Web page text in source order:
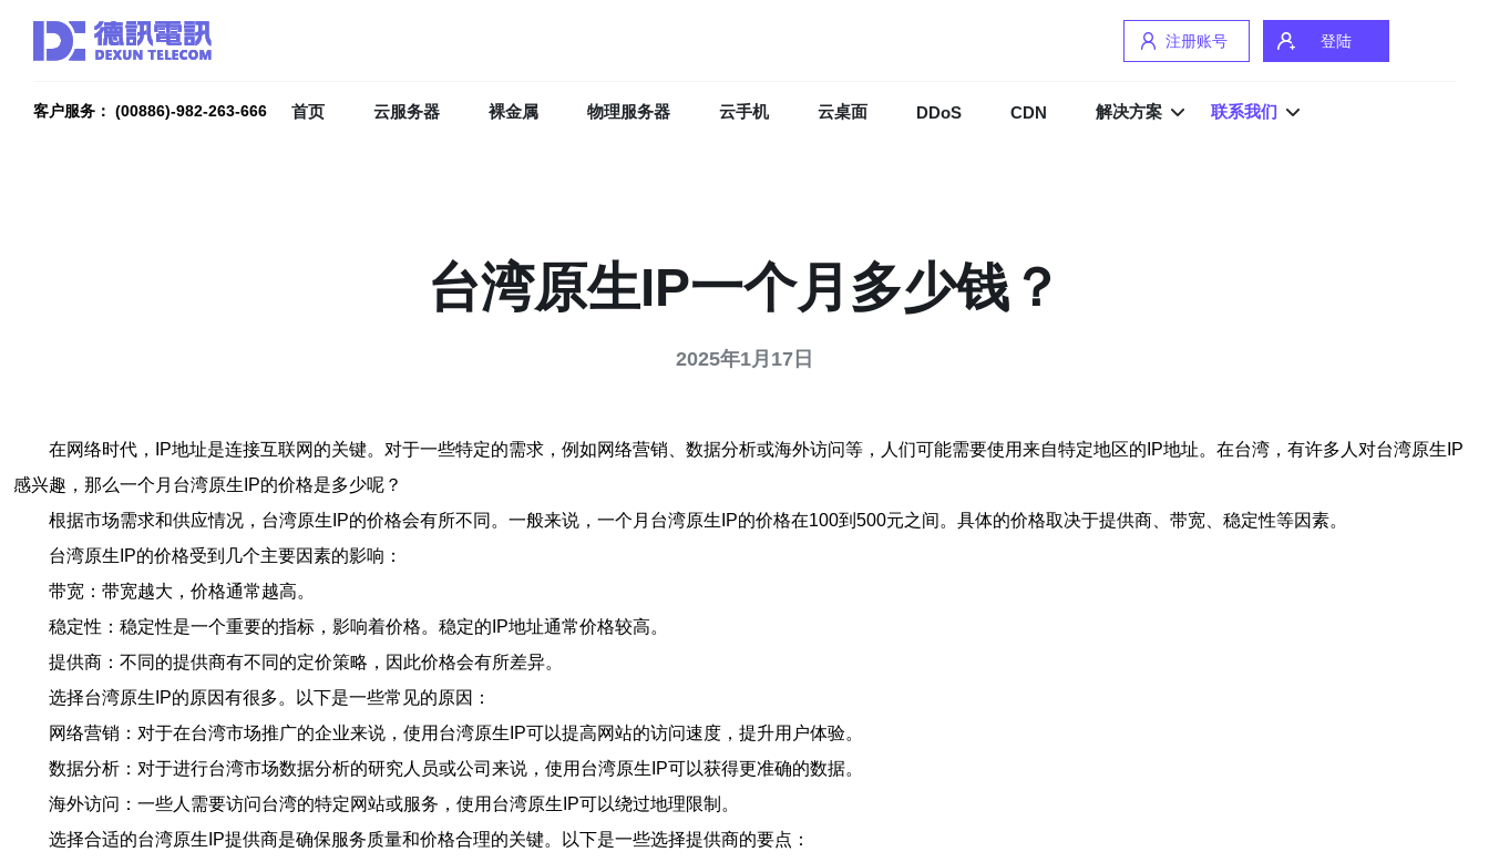
注册账号 登陆
客户服务： (00886)-982-263-666 首页 云服务器 裸金属 物理服务器 云手机 云桌面 DDoS CDN 解决方案 联系我们
台湾原生IP一个月多少钱？
2025年1月17日
在网络时代，IP地址是连接互联网的关键。对于一些特定的需求，例如网络营销、数据分析或海外访问等，人们可能需要使用来自特定地区的IP地址。在台湾，有许多人对台湾原生IP
感兴趣，那么一个月台湾原生IP的价格是多少呢？
根据市场需求和供应情况，台湾原生IP的价格会有所不同。一般来说，一个月台湾原生IP的价格在100到500元之间。具体的价格取决于提供商、带宽、稳定性等因素。
台湾原生IP的价格受到几个主要因素的影响：
带宽：带宽越大，价格通常越高。
稳定性：稳定性是一个重要的指标，影响着价格。稳定的IP地址通常价格较高。
提供商：不同的提供商有不同的定价策略，因此价格会有所差异。
选择台湾原生IP的原因有很多。以下是一些常见的原因：
网络营销：对于在台湾市场推广的企业来说，使用台湾原生IP可以提高网站的访问速度，提升用户体验。
数据分析：对于进行台湾市场数据分析的研究人员或公司来说，使用台湾原生IP可以获得更准确的数据。
海外访问：一些人需要访问台湾的特定网站或服务，使用台湾原生IP可以绕过地理限制。
选择合适的台湾原生IP提供商是确保服务质量和价格合理的关键。以下是一些选择提供商的要点：